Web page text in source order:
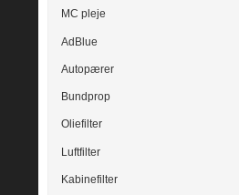
MC pleje
AdBlue
Autopærer
Bundprop
Oliefilter
Luftfilter
Kabinefilter